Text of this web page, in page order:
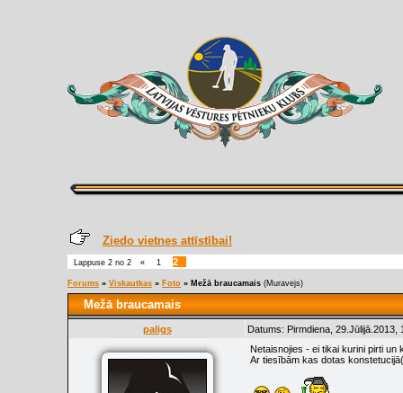
Ziedo vietnes attīstībai!
Lappuse 2 no 2 « 1 2
Forums » Viskautkas » Foto » Mežā braucamais (Muravejs)
Mežā braucamais
paligs Datums: Pirmdiena,
Netaisnojies - ei tikai kurini pirti un
Ar tiesībām kas dotas